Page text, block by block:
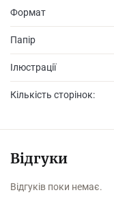
Формат
Папір
Ілюстрації
Кількість сторінок:
Відгуки
Відгуків поки немає.